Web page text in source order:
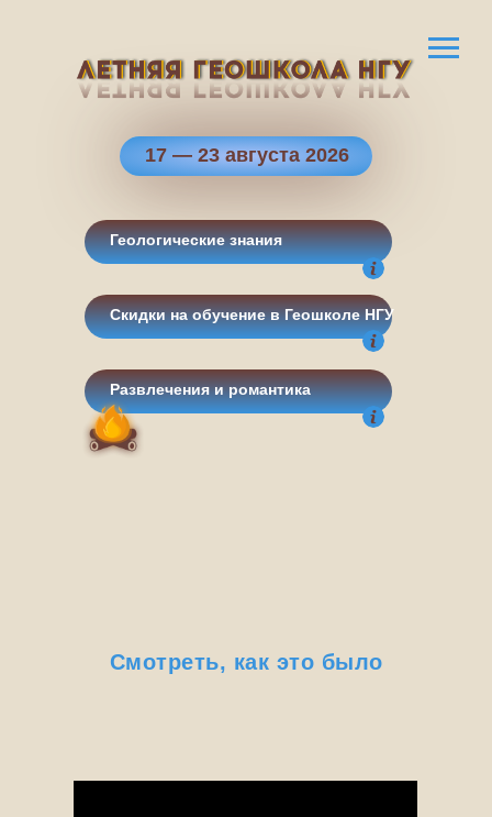
17 — 23 августа 2026
Геологические знания
Скидки на обучение в Геошколе НГУ
Развлечения и романтика
Смотреть, как это было